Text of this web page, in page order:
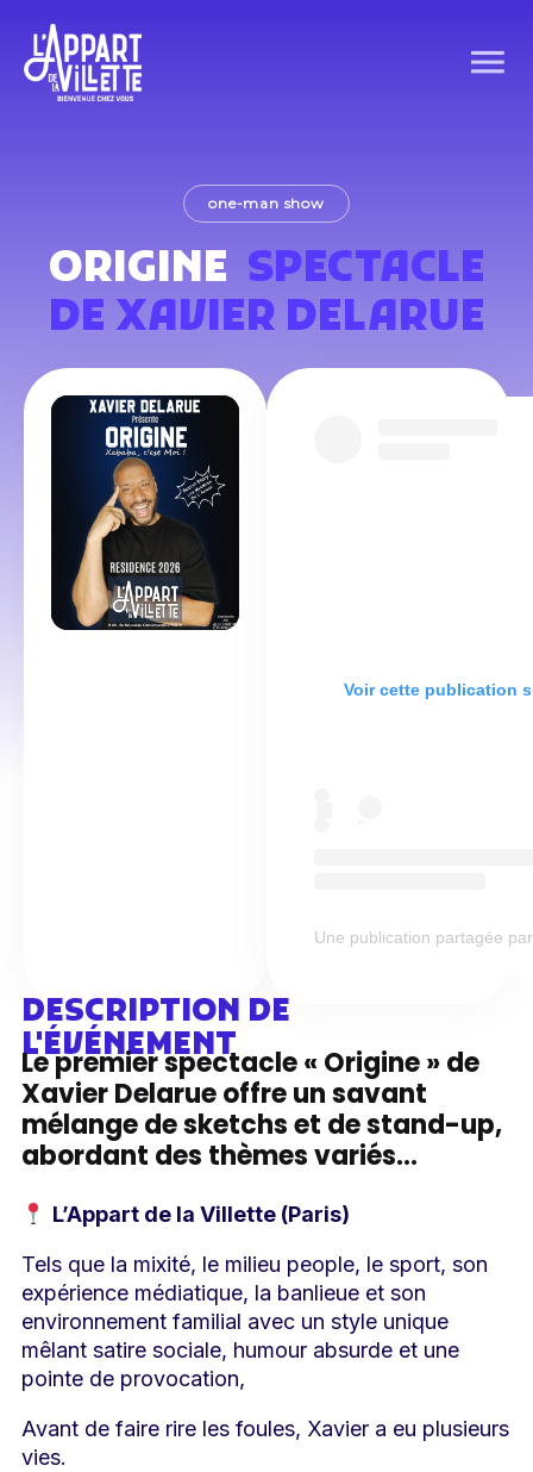
one-man show
ORIGINE SPECTACLE
DE XAVIER DELARUE
Voir cette publication
Une publication partagée
DESCRIPTION DE
L'ÉVÉNEMENT
Le premier spectacle « Origine » de
Xavier Delarue offre un savant
mélange de sketchs et de stand-up,
abordant des thèmes variés…
L’Appart de la Villette (Paris)
Tels que la mixité, le milieu people, le sport, son
expérience médiatique, la banlieue et son
environnement familial avec un style unique
mêlant satire sociale, humour absurde et une
pointe de provocation,
Avant de faire rire les foules, Xavier a eu plusieurs
vies.